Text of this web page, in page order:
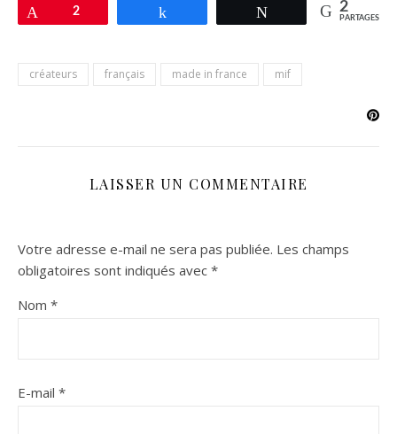
Épingle
2 Tweetez 2
PARTAGES
créateurs français made in france mif
LAISSER UN COMMENTAIRE
Votre adresse e-mail ne sera pas publiée. Les champs
obligatoires sont indiqués avec *
Nom *
E-mail *